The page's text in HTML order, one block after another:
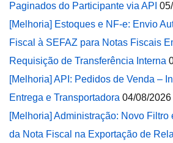
Paginados do Participante via API
[Melhoria] Estoques e NF-e: Envio
Fiscal à SEFAZ para Notas Fiscais
Requisição de Transferência Interna
[Melhoria] API: Pedidos de Venda –
Entrega e Transportadora 04/08/2026
[Melhoria] Administração: Novo Filtro
da Nota Fiscal na Exportação de